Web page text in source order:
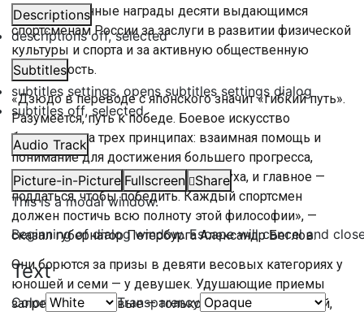
Descriptions
descriptions off, selected
Subtitles
subtitles settings, opens subtitles settings dialog
subtitles off, selected
Audio Track
Picture-in-Picture Fullscreen
Share
This is a modal window.
Beginning of dialog window. Escape will cancel and
Text
Color Transparency
государственные награды десяти выдающимся
спортсменам России за заслуги в развитии физической
культуры и спорта и за активную общественную
деятельность.
«Дзюдо в переводе с японского значит «гибкий путь».
Разумеется, путь к победе. Боевое искусство
базируется на трех принципах: взаимная помощь и
понимание для достижения большего прогресса,
наилучшее использование тела и духа, и главное —
поддаться, чтобы победить. Каждый спортсмен
должен постичь всю полноту этой философии», —
сказал губернатор Петербурга Александр Беглов.
Они борются за призы в девяти весовых категориях у
юношей и семи — у девушек. Удушающие приемы
запрещены, болевые — только до фиксации судьей,